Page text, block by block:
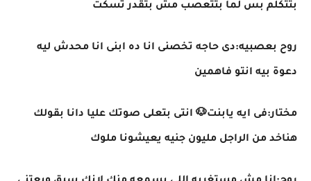
بتتكلم بس لما بتتعصب مش بتقدر تسكت
روح بعصبيه:دى حاجه تخصنى انا ده ابنى انا محدش ليه
دعوة بيه انتو فاهمين
مختار:فى ايه يابنت🐶 انتى بتعلى صوتك عليا دانا بقولك
هناخد من الراجل مليون جنيه يعيشونا ملوك